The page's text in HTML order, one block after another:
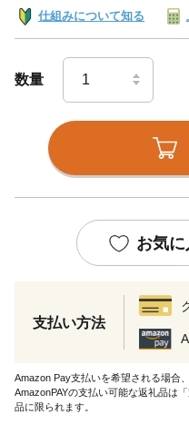
仕組みについて知る
数量
お気
支払い方法
Amazon Pay支払いを希望される場合
AmazonPAYの支払い可能な返礼品は
品に限られます。